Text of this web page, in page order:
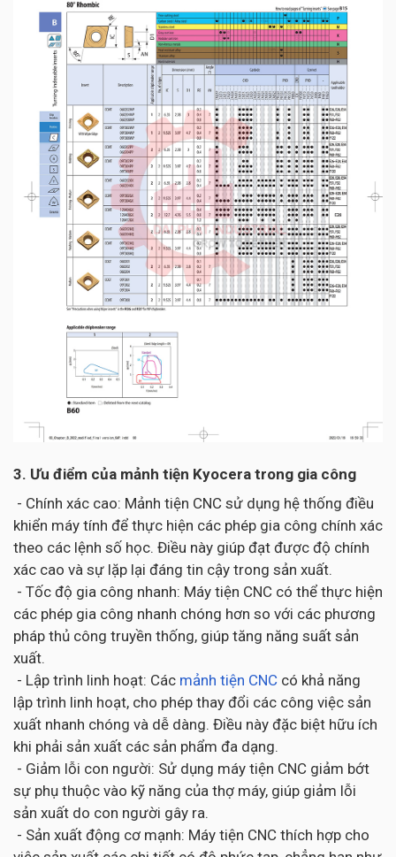
3. Ưu điểm của mảnh tiện Kyocera trong gia công
- Chính xác cao: Mảnh tiện CNC sử dụng hệ thống điều
khiển máy tính để thực hiện các phép gia công chính xác
theo các lệnh số học. Điều này giúp đạt được độ chính
xác cao và sự lặp lại đáng tin cậy trong sản xuất.
- Tốc độ gia công nhanh: Máy tiện CNC có thể thực hiện
các phép gia công nhanh chóng hơn so với các phương
pháp thủ công truyền thống, giúp tăng năng suất sản
xuất.
- Lập trình linh hoạt: Các mảnh tiện CNC có khả năng
lập trình linh hoạt, cho phép thay đổi các công việc sản
xuất nhanh chóng và dễ dàng. Điều này đặc biệt hữu ích
khi phải sản xuất các sản phẩm đa dạng.
- Giảm lỗi con người: Sử dụng máy tiện CNC giảm bớt
sự phụ thuộc vào kỹ năng của thợ máy, giúp giảm lỗi
sản xuất do con người gây ra.
- Sản xuất động cơ mạnh: Máy tiện CNC thích hợp cho